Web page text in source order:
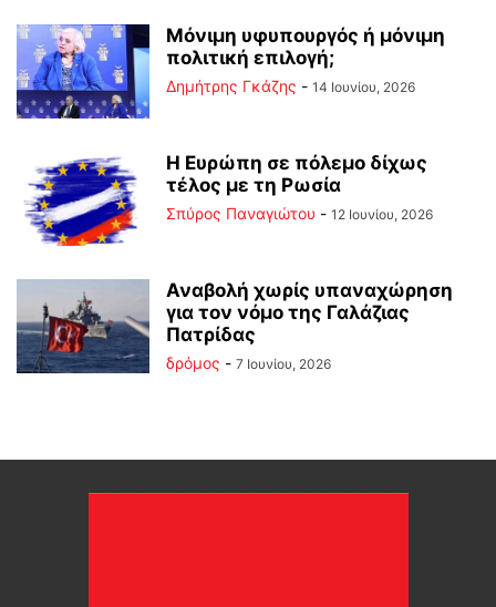
Μόνιμη υφυπουργός ή μόνιμη
πολιτική επιλογή;
Δημήτρης Γκάζης - 14 Ιουνίου, 2026
Η Ευρώπη σε πόλεμο δίχως
τέλος με τη Ρωσία
Σπύρος Παναγιώτου - 12 Ιουνίου, 2026
Αναβολή χωρίς υπαναχώρηση
για τον νόμο της Γαλάζιας
Πατρίδας
δρόμος - 7 Ιουνίου, 2026